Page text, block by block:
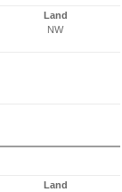
Land
NW
Land